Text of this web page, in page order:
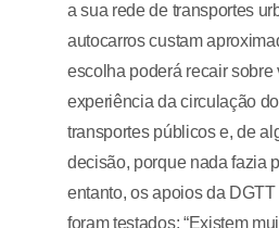
a sua rede de transportes
autocarros custam
escolha poderá recair
experiência da circulação
transportes públicos e, de
decisão, porque nada fazia
entanto, os apoios da
foram testados: “Existem